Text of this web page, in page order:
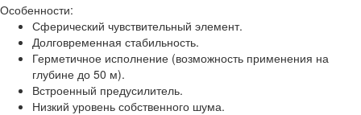
Особенности:
Сферический чувствительный элемент.
Долговременная стабильность.
Герметичное исполнение (возможность применения на
глубине до 50 м).
Встроенный предусилитель.
Низкий уровень собственного шума.